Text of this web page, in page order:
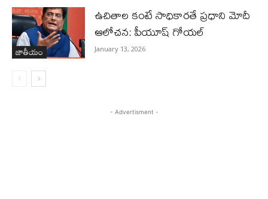
జాతీయం
ఉచితాల కంటే సాధికారతే ప్రధాని మోదీ
ఆలోచన: పీయూష్ గోయల్
January 13, 2026
- Advertisment -